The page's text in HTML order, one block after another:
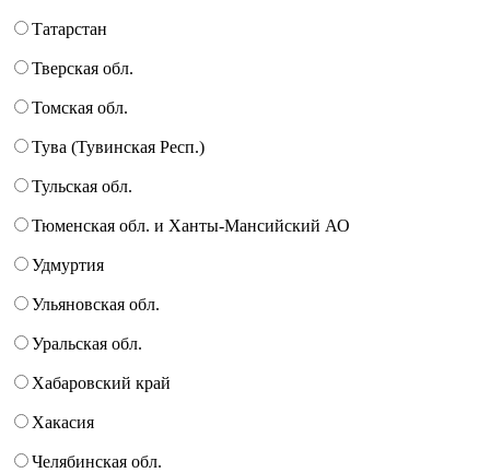
Татарстан
Тверская обл.
Томская обл.
Тува (Тувинская Респ.)
Тульская обл.
Тюменская обл. и Ханты-Мансийский АО
Удмуртия
Ульяновская обл.
Уральская обл.
Хабаровский край
Хакасия
Челябинская обл.